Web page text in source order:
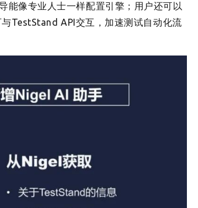
能像专业人士一样配置引擎；用户还可以
TestStand API交互，加速测试自动化流